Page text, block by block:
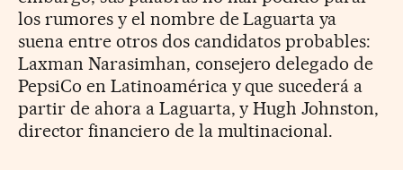
los rumores y el nombre de Laguarta ya
suena entre otros dos candidatos probables:
Laxman Narasimhan, consejero delegado de
PepsiCo en Latinoamérica y que sucederá a
partir de ahora a Laguarta, y Hugh Johnston,
director financiero de la multinacional.